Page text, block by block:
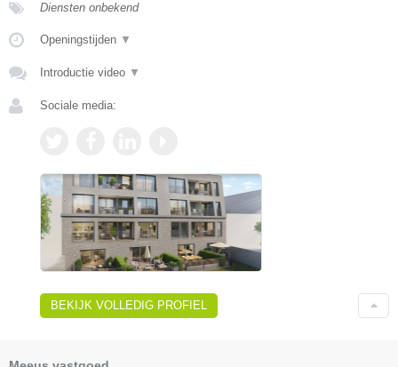
Diensten onbekend
Openingstijden ▼
Introductie video ▼
Sociale media:
BEKIJK VOLLEDIG PROFIEL